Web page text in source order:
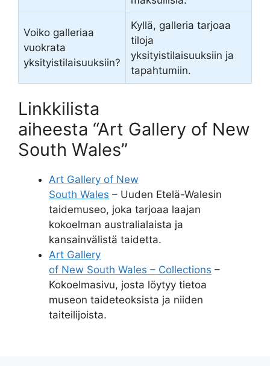
Voiko galleriaa
vuokrata
yksityistilaisuuksiin?
Kyllä, galleria tarjoaa
tiloja
yksityistilaisuuksiin ja
tapahtumiin.
Linkkilista
aiheesta “Art Gallery of New
South Wales”
Art Gallery of New
South Wales – Uuden Etelä-Walesin
taidemuseo, joka tarjoaa laajan
kokoelman australialaista ja
kansainvälistä taidetta.
Art Gallery
of New South Wales – Collections –
Kokoelmasivu, josta löytyy tietoa
museon taideteoksista ja niiden
taiteilijoista.